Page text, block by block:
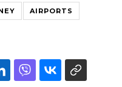
AIRPORTS